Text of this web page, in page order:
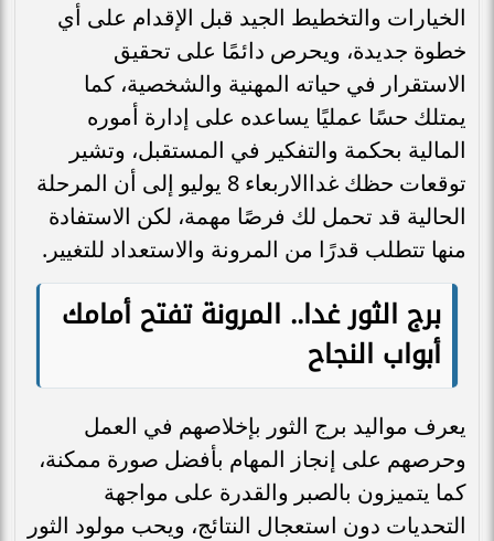
الخيارات والتخطيط الجيد قبل الإقدام على أي
خطوة جديدة، ويحرص دائمًا على تحقيق
الاستقرار في حياته المهنية والشخصية، كما
يمتلك حسًا عمليًا يساعده على إدارة أموره
المالية بحكمة والتفكير في المستقبل، وتشير
توقعات حظك غداالاربعاء 8 يوليو إلى أن المرحلة
الحالية قد تحمل لك فرصًا مهمة، لكن الاستفادة
منها تتطلب قدرًا من المرونة والاستعداد للتغيير.
برج الثور غدا.. المرونة تفتح أمامك
أبواب النجاح
يعرف مواليد برج الثور بإخلاصهم في العمل
وحرصهم على إنجاز المهام بأفضل صورة ممكنة،
كما يتميزون بالصبر والقدرة على مواجهة
التحديات دون استعجال النتائج، ويحب مولود الثور